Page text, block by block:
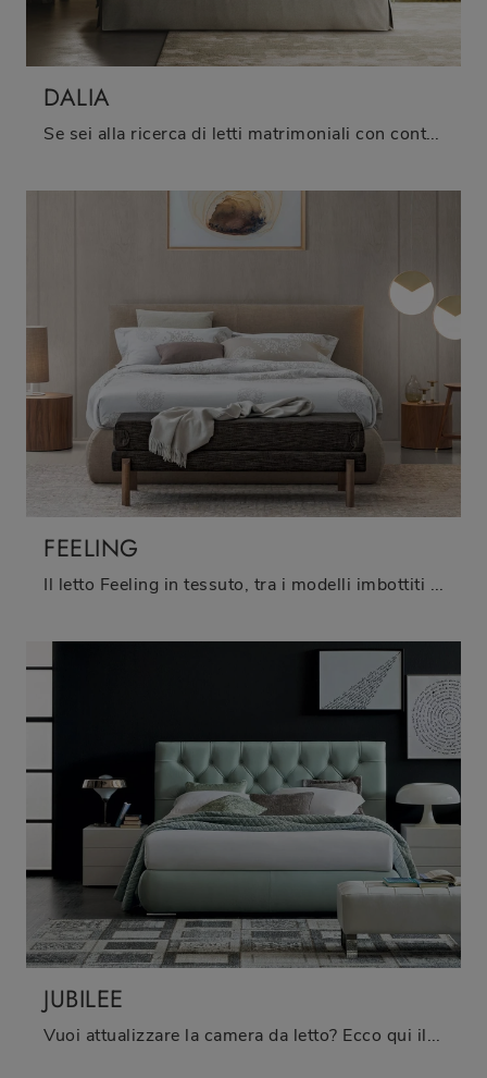
DALIA
Se sei alla ricerca di letti matrimoniali con contenitore, ti presentiamo il modello Dalia in tessuto per completare la zona notte.
FEELING
Il letto Feeling in tessuto, tra i modelli imbottiti matrimoniali moderni di Oggioni, è pensato per assicurarti il sonno più profondo.
JUBILEE
Vuoi attualizzare la camera da letto? Ecco qui il letto in pelle Jubilee di Oggioni per spazi moderni.